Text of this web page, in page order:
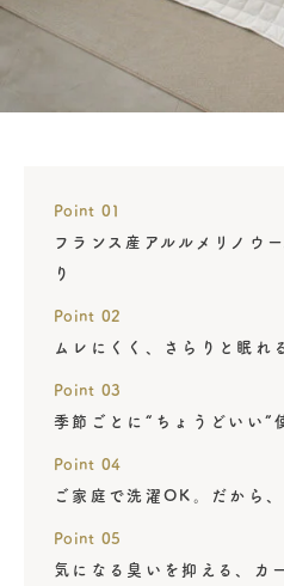
Point 01
フランス産アルルメリノウ
り
Point 02
ムレにくく、さらりと眠れ
Point 03
季節ごとに“ちょうどいい”
Point 04
ご家庭で洗濯OK。だから
Point 05
気になる臭いを抑える、カ